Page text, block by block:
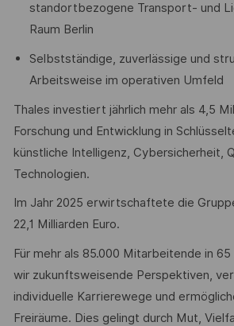
standortbezogene Transport- und
Raum Berlin
Selbstständige, zuverlässige und
Arbeitsweise im operativen Umfeld
Thales investiert jährlich mehr als 4,5
Forschung und Entwicklung in
künstliche Intelligenz, Cybersicherheit,
Technologien.
Im Jahr 2025 erwirtschaftete die
22,1 Milliarden Euro.
Für mehr als 85.000 Mitarbeitende in
wir zukunftsweisende Perspektiven,
individuelle Karrierewege und
Freiräume. Dies gelingt durch Mut,